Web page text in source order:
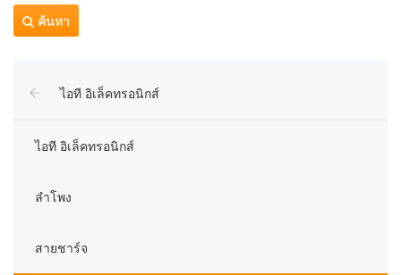
ค้นหา
ไอที อิเล็คทรอนิกส์
ไอที อิเล็คทรอนิกส์
ลำโพง
สายชาร์จ